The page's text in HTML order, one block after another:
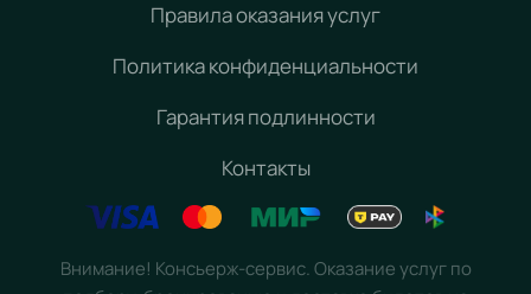
Правила оказания услуг
Политика конфиденциальности
Гарантия подлинности
Контакты
Внимание! Консьерж-сервис. Оказание услуг по